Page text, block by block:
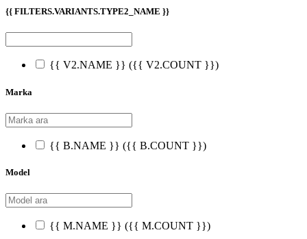
{{ FILTERS.VARIANTS.TYPE2_NAME }}
{{ V2.NAME }} ({{ V2.COUNT }})
Marka
{{ B.NAME }} ({{ B.COUNT }})
Model
{{ M.NAME }} ({{ M.COUNT }})